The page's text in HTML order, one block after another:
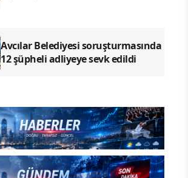
Avcılar Belediyesi soruşturmasında
12 şüpheli adliyeye sevk edildi